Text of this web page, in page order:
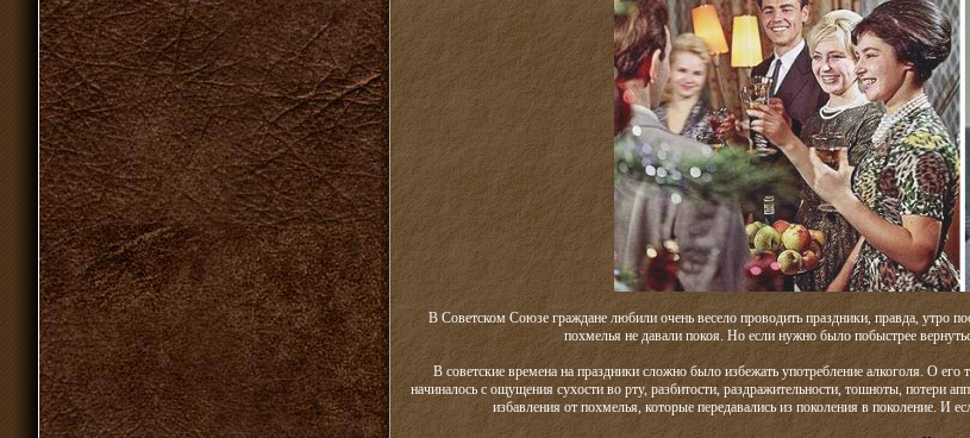
В Советском Союзе граждане любили очень весело проводить праздники, правда, утро
похмелья не давали покоя. Но если нужно было побыстрее
В советские времена на праздники сложно было избежать употребление алкоголя. О
начиналось с ощущения сухости во рту, разбитости, раздражительности, тошноты, потери
избавления от похмелья, которые передавались из поколения в поколение. И